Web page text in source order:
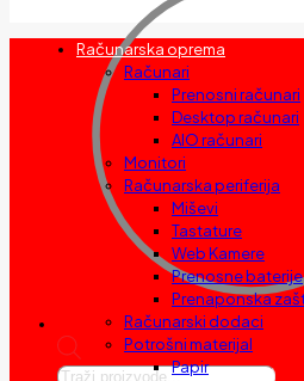
Products
Računarska oprema
Računari
Prenosni računari
Desktop računari
AIO računari
Monitori
Računarska periferija
Miševi
Tastature
Web Kamere
Prenosne baterije
Prenaponska
Računarski dodaci
Potrošni materijal
Papir